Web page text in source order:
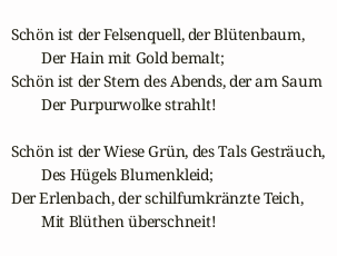
Schön ist der Felsenquell, der Blütenbaum,
        Der Hain mit Gold bemalt;
Schön ist der Stern des Abends, der am Saum
        Der Purpurwolke strahlt!
Schön ist der Wiese Grün, des Tals Gesträuch,
        Des Hügels Blumenkleid;
Der Erlenbach, der schilfumkränzte Teich,
        Mit Blüthen überschneit!